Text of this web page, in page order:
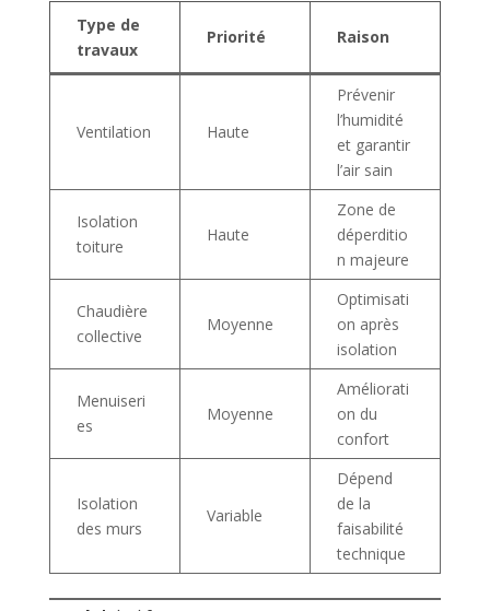
Type de
travaux
Priorité Raison
Ventilation Haute
Prévenir
l’humidité
et garantir
l’air sain
Isolation
toiture
Haute
Zone de
déperditio
n majeure
Chaudière
collective
Moyenne
Optimisati
on après
isolation
Menuiseri
es
Moyenne
Améliorati
on du
confort
Isolation
des murs
Variable
Dépend
de la
faisabilité
technique